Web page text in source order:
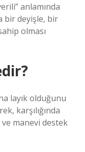
anlamında
bir deyişle, bir
olması
layık olduğunu
karşılığında
manevi destek